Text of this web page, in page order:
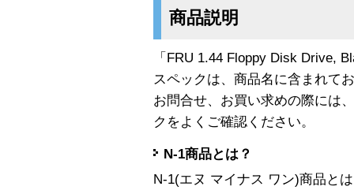
商品説明
「FRU 1.44 Floppy Disk Drive,
スペックは、商品名に含まれて
お問合せ、お買い求めの際には
クをよくご確認ください。
N-1商品とは？
N-1(エヌ マイナス ワン)商品と